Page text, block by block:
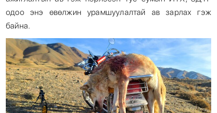
одоо энэ өвөлжин урамшуулалтай ав зарлах гэж
байна.